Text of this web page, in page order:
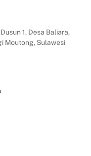
1, Desa Baliara,
Moutong, Sulawesi